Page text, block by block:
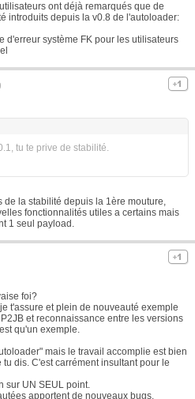
ont déjà remarqués que de
introduits depuis la v0.8 de l'autoloader:
d'erreur système FK pour les utilisateurs
tu te prive de stabilité.
de la stabilité depuis la 1ère mouture,
fonctionnalités utiles a certains mais
1 seul payload.
foi?
t'assure et plein de nouveauté exemple
et reconnaissance entre les versions
qu'un exemple.
mais le travail accomplie est bien
dis. C'est carrément insultant pour le
sur UN SEUL point.
apportent de nouveaux bugs.